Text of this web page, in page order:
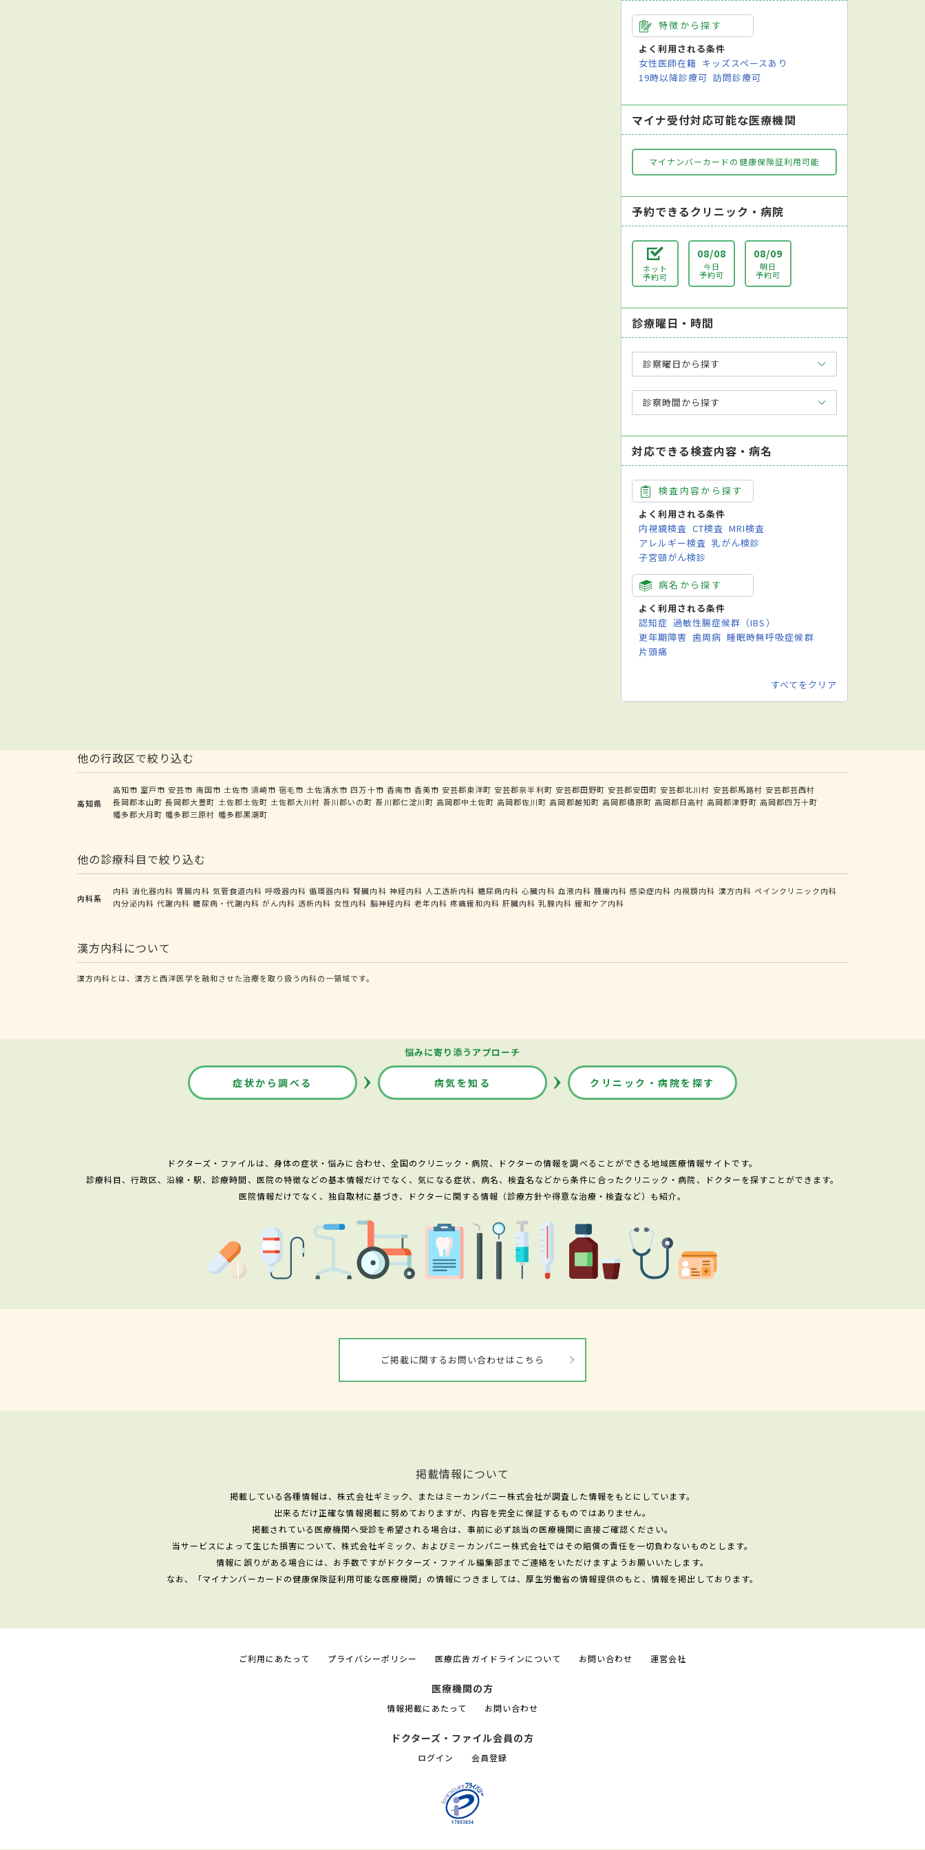
特徴から探す
よく利用される条件
女性医師在籍 キッズスペースあり
19時以降診療可 訪問診療可
マイナ受付対応可能な医療機関
マイナンバーカードの健康保険証利用可能
予約できるクリニック・病院
ネット
予約可
08/08
今日
予約可
08/09
明日
予約可
診療曜日・時間
診察曜日から探す
診察時間から探す
対応できる検査内容・病名
検査内容から探す
よく利用される条件
内視鏡検査 CT検査 MRI検査
アレルギー検査 乳がん検診
子宮頸がん検診
病名から探す
よく利用される条件
認知症 過敏性腸症候群（IBS）
更年期障害 歯周病 睡眠時無呼吸症候群
片頭痛
すべてをクリア
他の行政区で絞り込む
高知県
高知市 室戸市 安芸市 南国市 土佐市 須崎市 宿毛市 土佐清水市 四万十市 香南市 香美市 安芸郡東洋町 安芸郡奈半利町 安芸郡田野町 安芸郡安田町 安芸郡北川村 安芸郡馬路村 安芸郡芸西村
長岡郡本山町 長岡郡大豊町 土佐郡土佐町 土佐郡大川村 吾川郡いの町 吾川郡仁淀川町 高岡郡中土佐町 高岡郡佐川町 高岡郡越知町 高岡郡檮原町 高岡郡日高村 高岡郡津野町 高岡郡四万十町
幡多郡大月町 幡多郡三原村 幡多郡黒潮町
他の診療科目で絞り込む
内科系
内科 消化器内科 胃腸内科 気管食道内科 呼吸器内科 循環器内科 腎臓内科 神経内科 人工透析内科 糖尿病内科 心臓内科 血液内科 腫瘍内科 感染症内科 内視鏡内科 漢方内科 ペインクリニック内科
内分泌内科 代謝内科 糖尿病・代謝内科 がん内科 透析内科 女性内科 脳神経内科 老年内科 疼痛緩和内科 肝臓内科 乳腺内科 緩和ケア内科
漢方内科について
漢方内科とは、漢方と西洋医学を融和させた治療を取り扱う内科の一領域です。
悩みに寄り添うアプローチ
症状から調べる 病気を知る クリニック・病院を探す
ドクターズ・ファイルは、身体の症状・悩みに合わせ、全国のクリニック・病院、ドクターの情報を調べることができる地域医療情報サイトです。
診療科目、行政区、沿線・駅、診療時間、医院の特徴などの基本情報だけでなく、気になる症状、病名、検査名などから条件に合ったクリニック・病院、ドクターを探すことができます。
医院情報だけでなく、独自取材に基づき、ドクターに関する情報（診療方針や得意な治療・検査など）も紹介。
ご掲載に関するお問い合わせはこちら
掲載情報について
掲載している各種情報は、株式会社ギミック、またはミーカンパニー株式会社が調査した情報をもとにしています。
出来るだけ正確な情報掲載に努めておりますが、内容を完全に保証するものではありません。
掲載されている医療機関へ受診を希望される場合は、事前に必ず該当の医療機関に直接ご確認ください。
当サービスによって生じた損害について、株式会社ギミック、およびミーカンパニー株式会社ではその賠償の責任を一切負わないものとします。
情報に誤りがある場合には、お手数ですがドクターズ・ファイル編集部までご連絡をいただけますようお願いいたします。
なお、「マイナンバーカードの健康保険証利用可能な医療機関」の情報につきましては、厚生労働省の情報提供のもと、情報を掲出しております。
ご利用にあたって プライバシーポリシー 医療広告ガイドラインについて お問い合わせ 運営会社
医療機関の方
情報掲載にあたって お問い合わせ
ドクターズ・ファイル会員の方
ログイン 会員登録